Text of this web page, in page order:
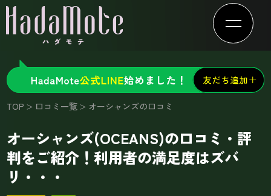
TOP 口コミ一覧 オーシャンズの口コミ
オーシャンズ(OCEANS)の口コミ・評
判をご紹介！利用者の満足度はズバ
リ・・・